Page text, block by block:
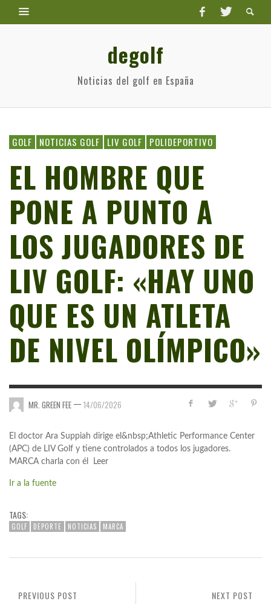
degolf
Noticias del golf en España
GOLF NOTICIAS GOLF LIV GOLF POLIDEPORTIVO
EL HOMBRE QUE
PONE A PUNTO A
LOS JUGADORES DE
LIV GOLF: «HAY UNO
QUE ES UN ATLETA
DE NIVEL OLÍMPICO»
MR. GREEN FEE — 14/06/2026
El doctor Ara Suppiah dirige el&nbsp;Athletic Performance Center
(APC) de LIV Golf y tiene controlados a todos los jugadores.
MARCA charla con él Leer
Ir a la fuente
TAGS:
GOLF DEPORTE NOTICIAS MARCA
NEXT POST
PREVIOUS POST